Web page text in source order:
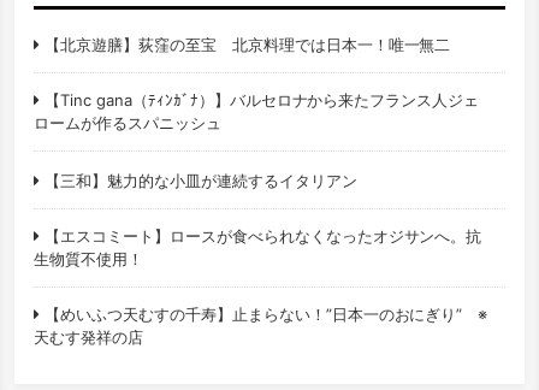
【北京遊膳】荻窪の至宝 北京料理では日本一！唯一無二
【Tinc gana（ﾃｨﾝｶﾞﾅ）】バルセロナから来たフランス人ジェ
ロームが作るスパニッシュ
【三和】魅力的な小皿が連続するイタリアン
【エスコミート】ロースが食べられなくなったオジサンへ。抗
生物質不使用！
【めいふつ天むすの千寿】止まらない！”日本一のおにぎり” ※
天むす発祥の店